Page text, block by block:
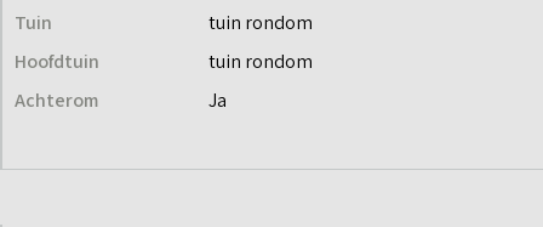
Tuin
tuin rondom
Hoofdtuin
tuin rondom
Achterom
Ja